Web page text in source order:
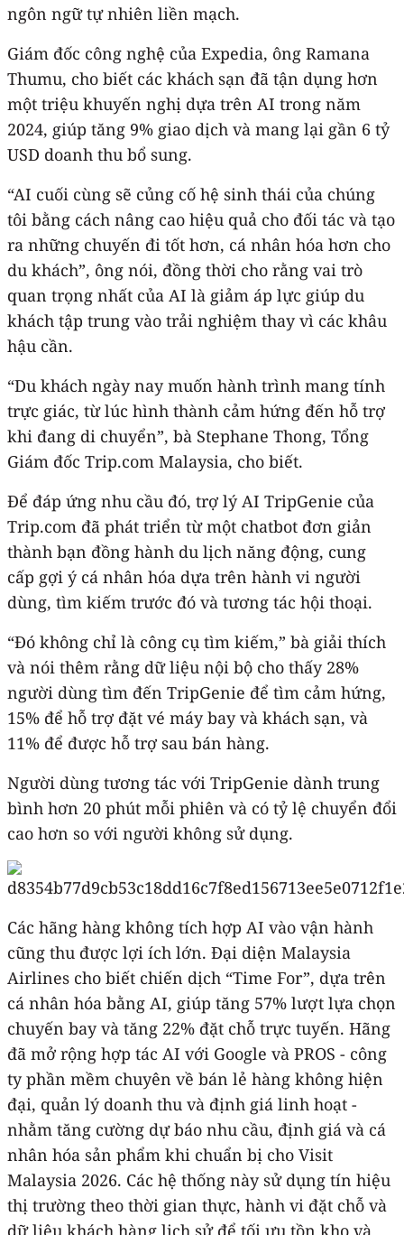
ngôn ngữ tự nhiên liền mạch.
Giám đốc công nghệ của Expedia, ông Ramana
Thumu, cho biết các khách sạn đã tận dụng hơn
một triệu khuyến nghị dựa trên AI trong năm
2024, giúp tăng 9% giao dịch và mang lại gần 6 tỷ
USD doanh thu bổ sung.
“AI cuối cùng sẽ củng cố hệ sinh thái của chúng
tôi bằng cách nâng cao hiệu quả cho đối tác và tạo
ra những chuyến đi tốt hơn, cá nhân hóa hơn cho
du khách”, ông nói, đồng thời cho rằng vai trò
quan trọng nhất của AI là giảm áp lực giúp du
khách tập trung vào trải nghiệm thay vì các khâu
hậu cần.
“Du khách ngày nay muốn hành trình mang tính
trực giác, từ lúc hình thành cảm hứng đến hỗ trợ
khi đang di chuyển”, bà Stephane Thong, Tổng
Giám đốc Trip.com Malaysia, cho biết.
Để đáp ứng nhu cầu đó, trợ lý AI TripGenie của
Trip.com đã phát triển từ một chatbot đơn giản
thành bạn đồng hành du lịch năng động, cung
cấp gợi ý cá nhân hóa dựa trên hành vi người
dùng, tìm kiếm trước đó và tương tác hội thoại.
“Đó không chỉ là công cụ tìm kiếm,” bà giải thích
và nói thêm rằng dữ liệu nội bộ cho thấy 28%
người dùng tìm đến TripGenie để tìm cảm hứng,
15% để hỗ trợ đặt vé máy bay và khách sạn, và
11% để được hỗ trợ sau bán hàng.
Người dùng tương tác với TripGenie dành trung
bình hơn 20 phút mỗi phiên và có tỷ lệ chuyển đổi
cao hơn so với người không sử dụng.
Các hãng hàng không tích hợp AI vào vận hành
cũng thu được lợi ích lớn. Đại diện Malaysia
Airlines cho biết chiến dịch “Time For”, dựa trên
cá nhân hóa bằng AI, giúp tăng 57% lượt lựa chọn
chuyến bay và tăng 22% đặt chỗ trực tuyến. Hãng
đã mở rộng hợp tác AI với Google và PROS - công
ty phần mềm chuyên về bán lẻ hàng không hiện
đại, quản lý doanh thu và định giá linh hoạt -
nhằm tăng cường dự báo nhu cầu, định giá và cá
nhân hóa sản phẩm khi chuẩn bị cho Visit
Malaysia 2026. Các hệ thống này sử dụng tín hiệu
thị trường theo thời gian thực, hành vi đặt chỗ và
dữ liệu khách hàng lịch sử để tối ưu tồn kho và